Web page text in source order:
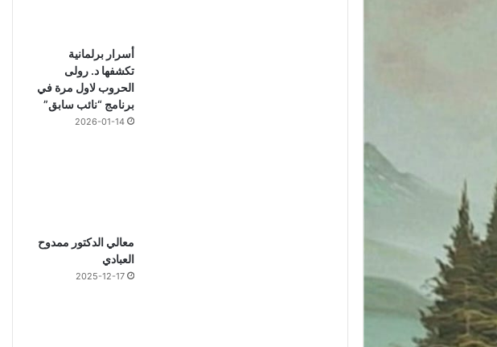
أسرار برلمانية
تكشفها د. رولى
الحروب لاول مرة في
برنامج “نائب سابق”
2026-01-14
معالي الدكتور ممدوح
العبادي
2025-12-17